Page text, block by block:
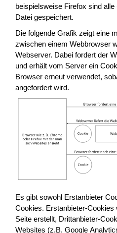
beispielsweise Firefox sind
Datei gespeichert.
Die folgende Grafik zeigt eine
zwischen einem Webbrowser
Webserver. Dabei fordert der
und erhält vom Server ein
Browser erneut verwendet,
angefordert wird.
Es gibt sowohl Erstanbieter
Cookies. Erstanbieter-Cookies
Seite erstellt, Drittanbieter-
Websites (z.B. Google